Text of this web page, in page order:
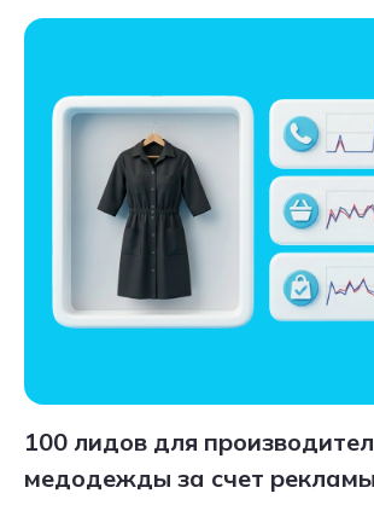
100 лидов для
медодежды за счет рекламы